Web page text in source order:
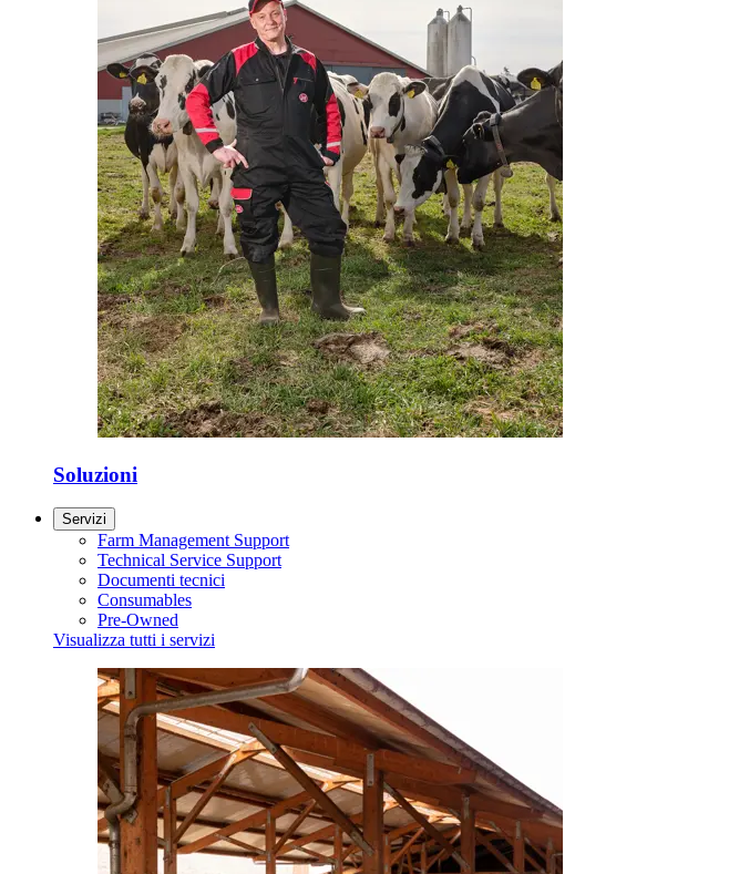
Soluzioni
Servizi
Farm Management Support
Technical Service Support
Documenti tecnici
Consumables
Pre-Owned
Visualizza tutti i servizi